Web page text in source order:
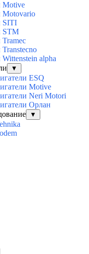
Motive
Motovario
SITI
STM
alpha
▼
ESQ
Motive
Neri Motori
Орлан
▼